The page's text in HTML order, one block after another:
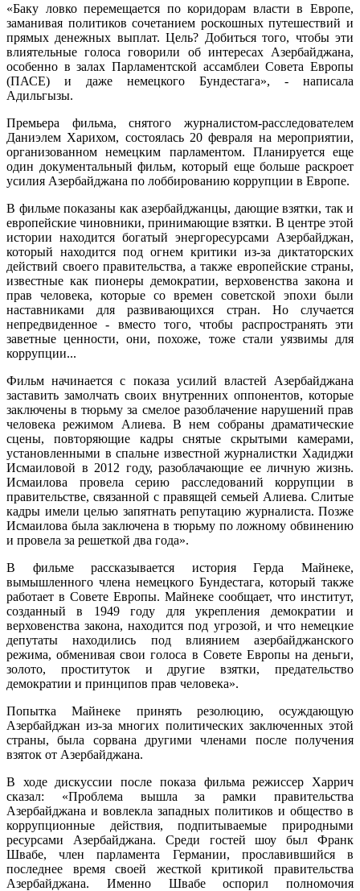
«Баку ловко перемещается по коридорам власти в Европе,
заманивая политиков сочетанием роскошных путешествий и
прямых денежных выплат. Цель? Добиться того, чтобы эти
влиятельные голоса говорили об интересах Азербайджана,
особенно в залах Парламентской ассамблеи Совета Европы
(ПАСЕ) и даже немецкого Бундестага», - написала
Адильгызы.
Премьера фильма, снятого журналистом-расследователем
Даниэлем Харихом, состоялась 20 февраля на мероприятии,
организованном немецким парламентом. Планируется еще
один документальный фильм, который еще больше раскроет
усилия Азербайджана по лоббированию коррупции в Европе.
В фильме показаны как азербайджанцы, дающие взятки, так и
европейские чиновники, принимающие взятки. В центре этой
истории находится богатый энергоресурсами Азербайджан,
который находится под огнем критики из-за диктаторских
действий своего правительства, а также европейские страны,
известные как пионеры демократии, верховенства закона и
прав человека, которые со времен советской эпохи были
наставниками для развивающихся стран. Но случается
непредвиденное - вместо того, чтобы распространять эти
заветные ценности, они, похоже, тоже стали уязвимы для
коррупции...
Фильм начинается с показа усилий властей Азербайджана
заставить замолчать своих внутренних оппонентов, которые
заключены в тюрьму за смелое разоблачение нарушений прав
человека режимом Алиева. В нем собраны драматические
сцены, повторяющие кадры снятые скрытыми камерами,
установленными в спальне известной журналистки Хадиджи
Исмаиловой в 2012 году, разоблачающие ее личную жизнь.
Исмаилова провела серию расследований коррупции в
правительстве, связанной с правящей семьей Алиева. Слитые
кадры имели целью запятнать репутацию журналиста. Позже
Исмаилова была заключена в тюрьму по ложному обвинению
и провела за решеткой два года».
В фильме рассказывается история Герда Майнеке,
вымышленного члена немецкого Бундестага, который также
работает в Совете Европы. Майнеке сообщает, что институт,
созданный в 1949 году для укрепления демократии и
верховенства закона, находится под угрозой, и что немецкие
депутаты находились под влиянием азербайджанского
режима, обменивая свои голоса в Совете Европы на деньги,
золото, проституток и другие взятки, предательство
демократии и принципов прав человека».
Попытка Майнеке принять резолюцию, осуждающую
Азербайджан из-за многих политических заключенных этой
страны, была сорвана другими членами после получения
взяток от Азербайджана.
В ходе дискуссии после показа фильма режиссер Харрич
сказал: «Проблема вышла за рамки правительства
Азербайджана и вовлекла западных политиков и общество в
коррупционные действия, подпитываемые природными
ресурсами Азербайджана. Среди гостей шоу был Франк
Швабе, член парламента Германии, прославившийся в
последнее время своей жесткой критикой правительства
Азербайджана. Именно Швабе оспорил полномочия